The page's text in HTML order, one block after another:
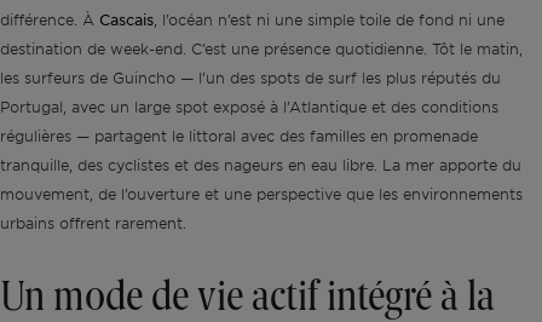
différence. À Cascais , l’océan n’est ni une simple toile de fond ni une
destination de week-end. C’est une présence quotidienne. Tôt le matin,
les surfeurs de Guincho — l’un des spots de surf les plus réputés du
Portugal, avec un large spot exposé à l’Atlantique et des conditions
régulières — partagent le littoral avec des familles en promenade
tranquille, des cyclistes et des nageurs en eau libre. La mer apporte du
mouvement, de l’ouverture et une perspective que les environnements
urbains offrent rarement.
Un mode de vie actif intégré à la